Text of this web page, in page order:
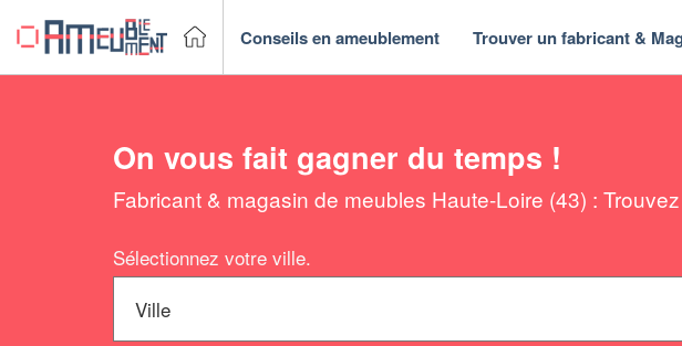
Conseils en ameublement Trouver un fabricant &
On vous fait gagner du temps !
Fabricant & magasin de meubles Haute-Loire (43) :
Sélectionnez votre ville.